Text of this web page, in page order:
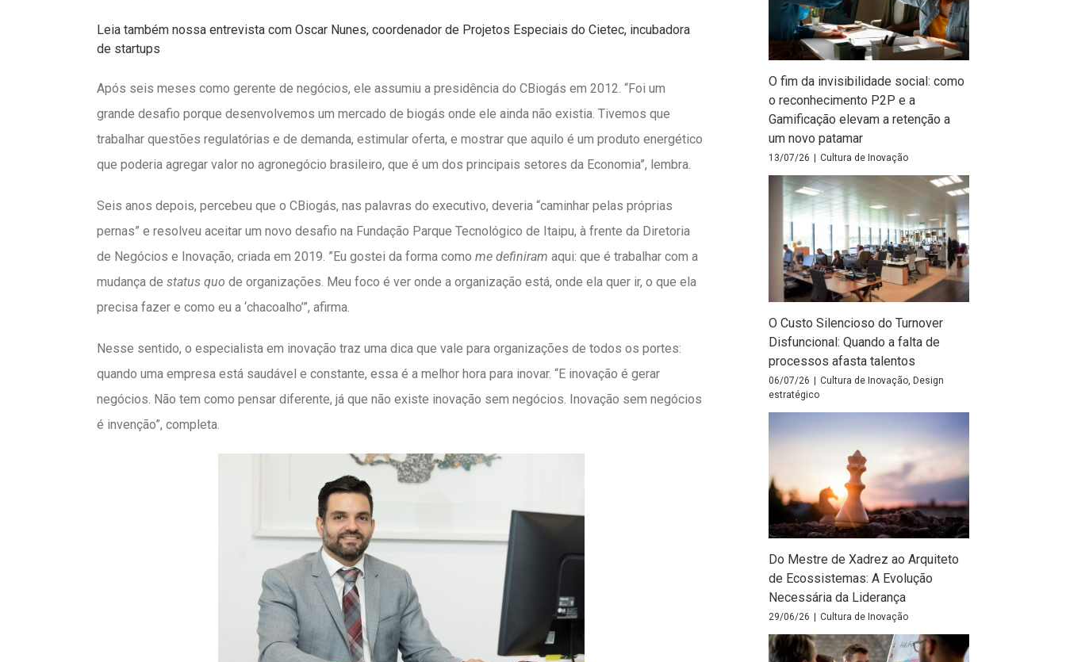
Leia também nossa entrevista com Oscar Nunes, coordenador de Projetos Especiais do Cietec, incubadora
de startups
Após seis meses como gerente de negócios, ele assumiu a presidência do CBiogás em 2012. “Foi um
grande desafio porque desenvolvemos um mercado de biogás onde ele ainda não existia. Tivemos que
trabalhar questões regulatórias e de demanda, estimular oferta, e mostrar que aquilo é um produto energético
que poderia agregar valor no agronegócio brasileiro, que é um dos principais setores da Economia”, lembra.
Seis anos depois, percebeu que o CBiogás, nas palavras do executivo, deveria “caminhar pelas próprias
pernas” e resolveu aceitar um novo desafio na Fundação Parque Tecnológico de Itaipu, à frente da Diretoria
de Negócios e Inovação, criada em 2019. ”Eu gostei da forma como me definiram aqui: que é trabalhar com a
mudança de status quo de organizações. Meu foco é ver onde a organização está, onde ela quer ir, o que ela
precisa fazer e como eu a ‘chacoalho’”, afirma.
Nesse sentido, o especialista em inovação traz uma dica que vale para organizações de todos os portes:
quando uma empresa está saudável e constante, essa é a melhor hora para inovar. “E inovação é gerar
negócios. Não tem como pensar diferente, já que não existe inovação sem negócios. Inovação sem negócios
é invenção”, completa.
O fim da invisibilidade social: como
o reconhecimento P2P e a
Gamificação elevam a retenção a
um novo patamar
13/07/26 Cultura de Inovação
O Custo Silencioso do Turnover
Disfuncional: Quando a falta de
processos afasta talentos
06/07/26 | Cultura de Inovação Design
estratégico
Do Mestre de Xadrez ao Arquiteto
de Ecossistemas: A Evolução
Necessária da Liderança
29/06/26 Cultura de Inovação